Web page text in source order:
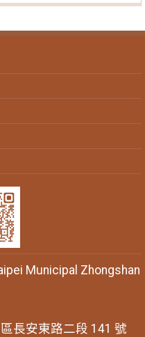
Municipal Zhongshan
長安東路二段 141 號